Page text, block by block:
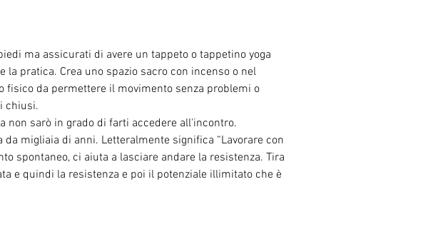
ma assicurati di avere un tappeto o tappetino yoga
pratica. Crea uno spazio sacro con incenso o nel
fisico da permettere il movimento senza problemi o
chiusi.
non sarò in grado di farti accedere all'incontro.
migliaia di anni. Letteralmente significa “Lavorare con
spontaneo, ci aiuta a lasciare andare la resistenza. Tira
e quindi la resistenza e poi il potenziale illimitato che è